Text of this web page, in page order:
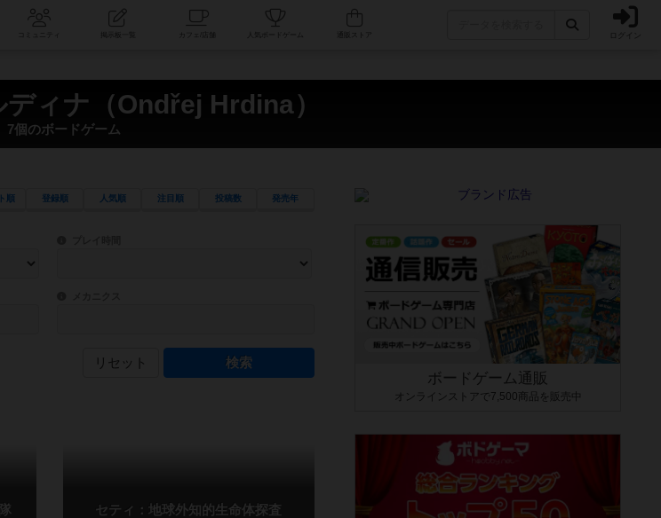
コミュニティ 人気ボードゲーム ログイン
ィナ（Ondřej Hrdina）
7個のボードゲーム
順 登録順 人気順 注目順 投稿数 発売年
目安となる所要時間を指定することができます。マニュアルを読む時間や参加者へのルール説明時間は含まれていないため、初めて
定することができます。直感的にゲームシステムを理解できるよう、中世ファンタジー・クッキング・海賊同士の対決など、ゲームコンセプトを絞
ゲーム性を構成するコアシステムです。主にボードゲームに慣れている方向けの絞込機能です。例えば「ダイスロール」はランダ
リセット
セティ：地球外知的生命体探査
ボードゲーム通販
オンラインストアで7,500商品を販売中